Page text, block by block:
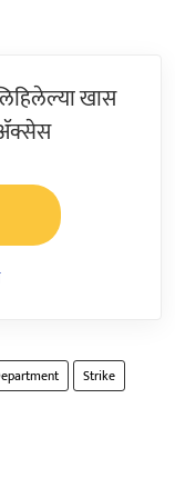
खास
ॲक्सेस
Strike